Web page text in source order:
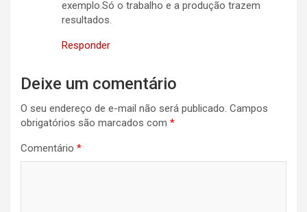
exemplo.Só o trabalho e a produção trazem
resultados.
Responder
Deixe um comentário
O seu endereço de e-mail não será publicado. Campos
obrigatórios são marcados com *
Comentário *